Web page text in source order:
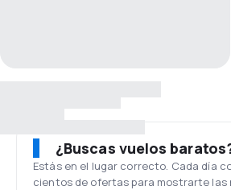
¿Buscas vuelos
Estás en el lugar correcto. Cada día
cientos de ofertas para mostrarte las